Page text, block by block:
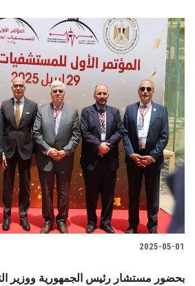
2025-05-01
بحضور مستشار رئيس الجمهورية ووزير